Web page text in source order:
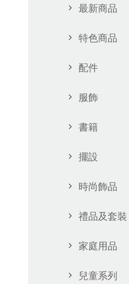
最新商品
特色商品
配件
服飾
書籍
擺設
時尚飾品
禮品及套裝
家庭用品
兒童系列